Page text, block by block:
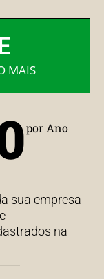
MAIS
por Ano
sua empresa
na